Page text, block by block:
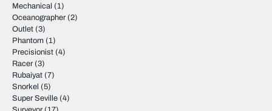
Mechanical (1)
Oceanographer (2)
Outlet (3)
Phantom (1)
Precisionist (4)
Racer (3)
Rubaiyat (7)
Snorkel (5)
Super Seville (4)